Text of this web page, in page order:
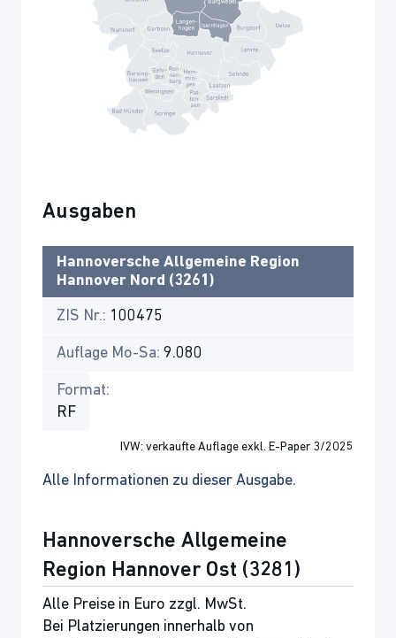
Ausgaben
Hannoversche Allgemeine Region
Hannover Nord (3261)
ZIS Nr.: 100475
Auflage Mo-Sa: 9.080
Format:
RF
IVW: verkaufte Auflage exkl. E-Paper 3/2025
Alle Informationen zu dieser Ausgabe.
Hannoversche Allgemeine
Region Hannover Ost (3281)
Alle Preise in Euro zzgl. MwSt.
Bei Platzierungen innerhalb von